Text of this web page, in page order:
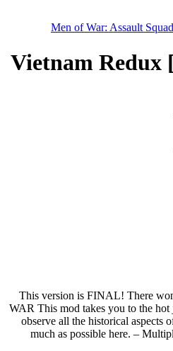
Men of War: Assault
This version is FINAL! There
WAR This mod takes you to the
observe all the historical aspects
much as possible here. –